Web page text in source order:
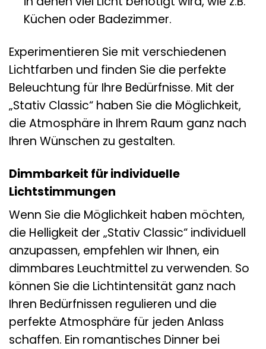
Küchen oder Badezimmer.
Experimentieren Sie mit verschiedenen
Lichtfarben und finden Sie die perfekte
Beleuchtung für Ihre Bedürfnisse. Mit der
„Stativ Classic“ haben Sie die Möglichkeit,
die Atmosphäre in Ihrem Raum ganz nach
Ihren Wünschen zu gestalten.
Dimmbarkeit für individuelle
Lichtstimmungen
Wenn Sie die Möglichkeit haben möchten,
die Helligkeit der „Stativ Classic“ individuell
anzupassen, empfehlen wir Ihnen, ein
dimmbares Leuchtmittel zu verwenden. So
können Sie die Lichtintensität ganz nach
Ihren Bedürfnissen regulieren und die
perfekte Atmosphäre für jeden Anlass
schaffen. Ein romantisches Dinner bei